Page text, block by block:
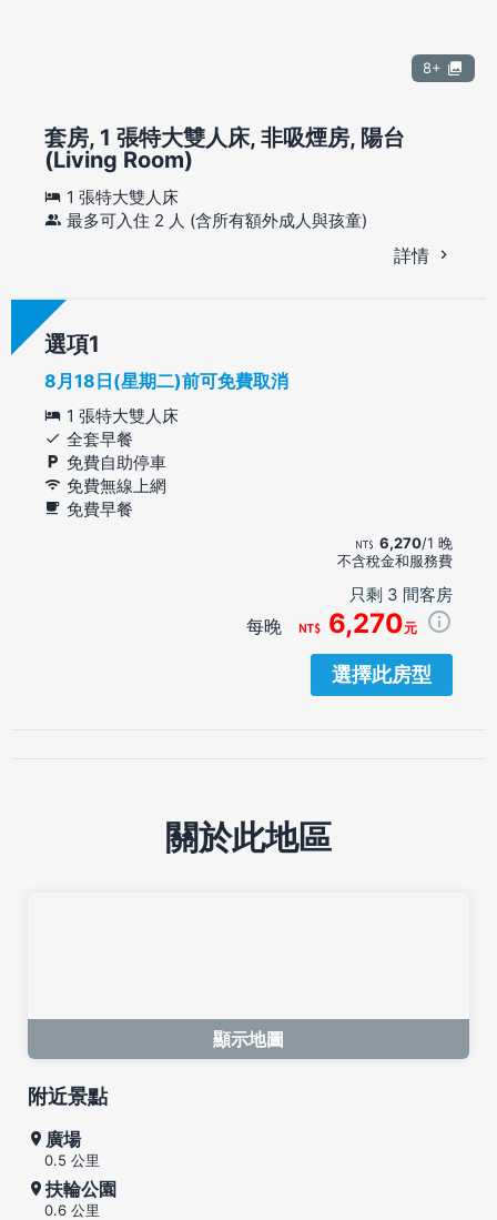
8+
套房, 1 張特大雙人床, 非吸煙房, 陽台
(Living Room)
1 張特大雙人床
最多可入住 2 人 (含所有額外成人與孩童)
詳情
選項
8月18日(星期二)前可免費取消
1 張特大雙人床
全套早餐
免費自助停車
免費無線上網
免費早餐
6,270/1 晚
不含稅金和服務費
只剩 3 間客房
每晚 6,270元
選擇此房型
關於此地區
顯示地圖
附近景點
廣場
0.5 公里
扶輪公園
0.6 公里